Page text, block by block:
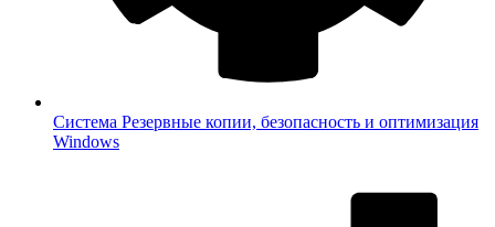
Система Резервные копии, безопасность и оптимизация
Windows